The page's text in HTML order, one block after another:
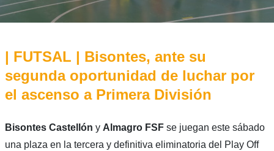
| FUTSAL | Bisontes, ante su
segunda oportunidad de luchar por
el ascenso a Primera División
Bisontes Castellón y Almagro FSF se juegan este sábado
una plaza en la tercera y definitiva eliminatoria del Play Off